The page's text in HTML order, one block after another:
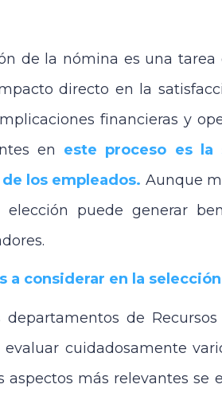
de la nómina es una
directo en la
financieras y
en este proceso es la
los empleados. Aunque
elección puede generar
a considerar en la
departamentos de
evaluar cuidadosamente
aspectos más relevantes se